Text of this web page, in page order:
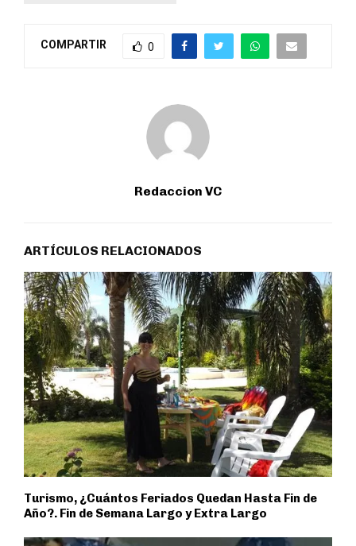
COMPARTIR 0
Redaccion VC
ARTÍCULOS RELACIONADOS
Turismo, ¿Cuántos Feriados Quedan Hasta Fin de
Año?. Fin de Semana Largo y Extra Largo